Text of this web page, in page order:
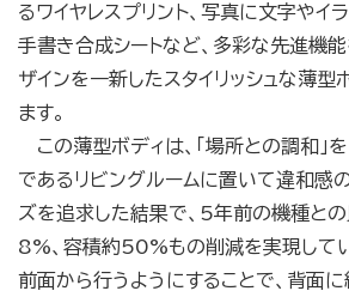
るワイヤレスプリント、写真に文字やイ
手書き合成シートなど、多彩な先進機
ザインを一新したスタイリッシュな薄型
ます。
この薄型ボディは、「場所との調和」
であるリビングルームに置いて違和感
ズを追求した結果で、5年前の機種と
8%、容積約50%もの削減を実現して
前面から行うようにすることで、背面